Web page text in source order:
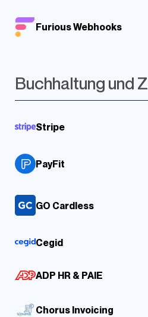
Furious Webhooks
Buchhaltung und
Stripe
PayFit
GO Cardless
Cegid
ADP HR & PAIE
Chorus Invoicing